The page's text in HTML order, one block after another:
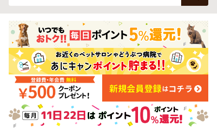
犬 猫
小動物・鳥 アクア・爬虫類・昆虫
ドッグフード キャットフード
美容・ケア用品 服・おさんぽ用品
ログイン
会員登録
あにまるキャンパスについて
アフターサービス
商品リクエスト